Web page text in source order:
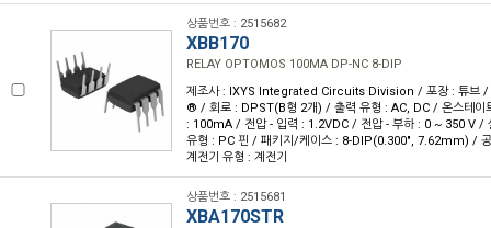
상품번호 : 2515682
XBB170
RELAY OPTOMOS 100MA DP-NC 8-DIP
제조사 : IXYS Integrated Circuits Division / 포장 : 튜브 /
® / 회로 : DPST(B형 2개) / 출력 유형 : AC, DC / 온스테이
: 100mA / 전압 - 입력 : 1.2VDC / 전압 - 부하 : 0 ~ 350 V /
유형 : PC 핀 / 패키지/케이스 : 8-DIP(0.300", 7.62mm) /
계전기 유형 : 계전기
상품번호 : 2515681
XBA170STR